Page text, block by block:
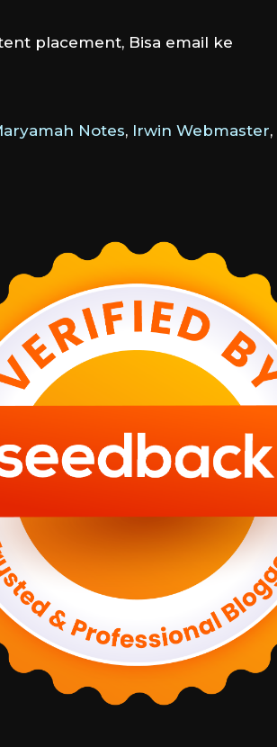
placement, Bisa email ke
Notes, Irwin Webmaster,